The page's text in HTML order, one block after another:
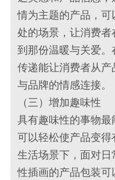
情为主题的产品，
处的场景，让消费
到那份温暖与关爱
传递能让消费者从
与品牌的情感连接。
（三）增加趣味性
具有趣味性的事物最
可以轻松使产品变
生活场景下，面对
性插画的产品包装